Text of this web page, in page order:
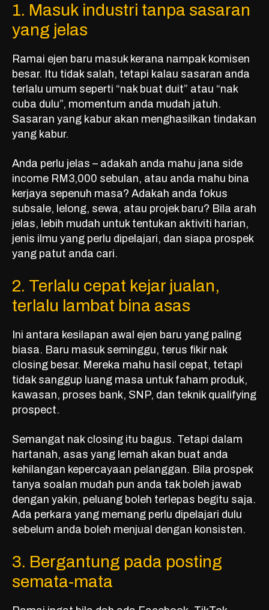
1. Masuk industri tanpa sasaran
yang jelas
Ramai ejen baru masuk kerana nampak komisen
besar. Itu tidak salah, tetapi kalau sasaran anda
terlalu umum seperti “nak buat duit” atau “nak
cuba dulu”, momentum anda mudah jatuh.
Sasaran yang kabur akan menghasilkan tindakan
yang kabur.
Anda perlu jelas – adakah anda mahu jana side
income RM3,000 sebulan, atau anda mahu bina
kerjaya sepenuh masa? Adakah anda fokus
subsale, lelong, sewa, atau projek baru? Bila arah
jelas, lebih mudah untuk tentukan aktiviti harian,
jenis ilmu yang perlu dipelajari, dan siapa prospek
yang patut anda cari.
2. Terlalu cepat kejar jualan,
terlalu lambat bina asas
Ini antara kesilapan awal ejen baru yang paling
biasa. Baru masuk seminggu, terus fikir nak
closing besar. Mereka mahu hasil cepat, tetapi
tidak sanggup luang masa untuk faham produk,
kawasan, proses bank, SNP, dan teknik qualifying
prospect.
Semangat nak closing itu bagus. Tetapi dalam
hartanah, asas yang lemah akan buat anda
kehilangan kepercayaan pelanggan. Bila prospek
tanya soalan mudah pun anda tak boleh jawab
dengan yakin, peluang boleh terlepas begitu saja.
Ada perkara yang memang perlu dipelajari dulu
sebelum anda boleh menjual dengan konsisten.
3. Bergantung pada posting
semata-mata